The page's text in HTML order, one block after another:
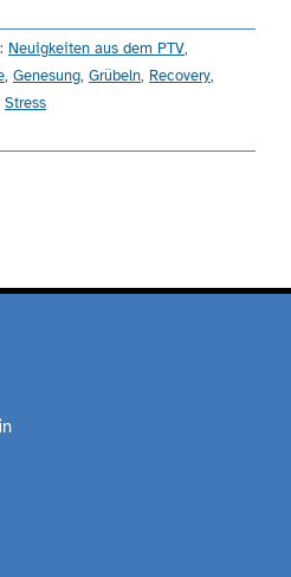
Neuigkeiten aus dem PTV,
, Genesung, Grübeln, Recovery,
Stress